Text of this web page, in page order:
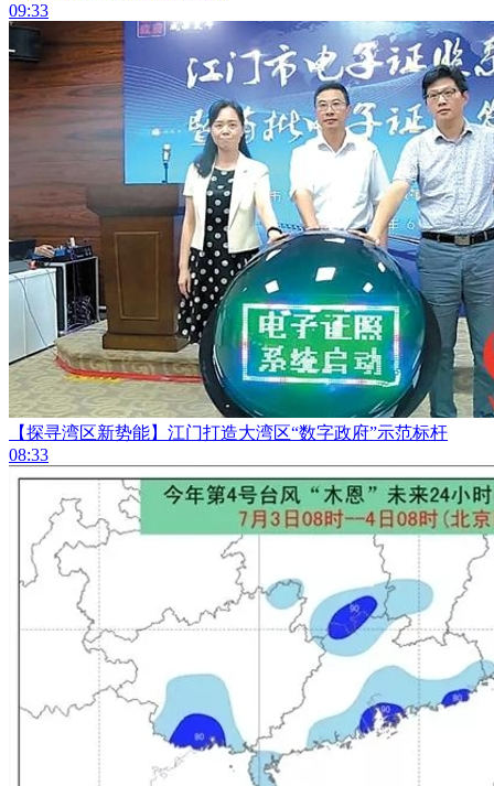
09:33
【探寻湾区新势能】江门打造大湾区“数字政府”示范标杆
08:33